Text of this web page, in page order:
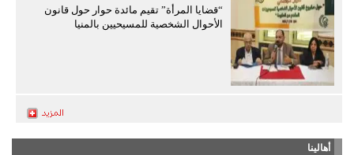
“قضايا المرأة” تقيم مائدة حوار حول قانون
الأحوال الشخصية للمسيحيين بالمنيا
أهالينا